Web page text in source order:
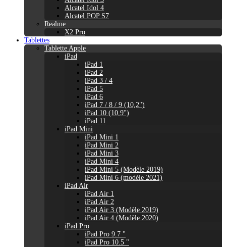
Alcatel Idol 4
Alcatel POP S7
Realme
X2 Pro
Tablettes
Tablette Apple
iPad
iPad 1
iPad 2
iPad 3 / 4
iPad 5
iPad 6
iPad 7 / 8 / 9 (10,2")
iPad 10 (10,9'')
iPad 11
iPad Mini
iPad Mini 1
iPad Mini 2
iPad Mini 3
iPad Mini 4
iPad Mini 5 (Modèle 2019)
iPad Mini 6 (modèle 2021)
iPad Air
iPad Air 1
iPad Air 2
iPad Air 3 (Modèle 2019)
iPad Air 4 (Modèle 2020)
iPad Pro
iPad Pro 9.7 "
iPad Pro 10.5 "